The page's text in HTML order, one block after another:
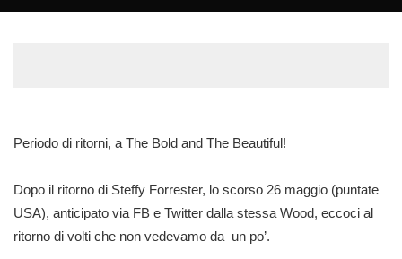
Periodo di ritorni, a The Bold and The Beautiful!
Dopo il ritorno di Steffy Forrester, lo scorso 26 maggio (puntate
USA), anticipato via FB e Twitter dalla stessa Wood, eccoci al
ritorno di volti che non vedevamo da un po’.